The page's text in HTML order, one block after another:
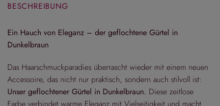
BESCHREIBUNG
Ein Hauch von Eleganz – der geflochtene Gürtel in
Dunkelbraun
Das Haarschmuckparadies überrascht wieder mit einem neuen
Accessoire, das nicht nur praktisch, sondern auch stilvoll ist:
Unser geflochtener Gürtel in Dunkelbraun. Diese zeitlose